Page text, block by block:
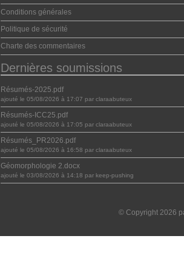
Conditions générales
Politique de sécurité
Charte des commentaires
Dernières soumissions
Résumés-2025.pdf
ajouté le 05/08/2026 à 17:07 par claraabuteux
Résumés-ICC25.pdf
ajouté le 05/08/2026 à 17:05 par claraabuteux
Résumés_PR2026.pdf
ajouté le 05/08/2026 à 16:58 par claraabuteux
Géomorphologie 2.docx
ajouté le 03/08/2026 à 14:18 par keep-pushing
© Copyright 2026